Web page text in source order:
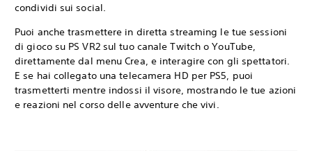
condividi sui social.
Puoi anche trasmettere in diretta streaming le tue sessioni
di gioco su PS VR2 sul tuo canale Twitch o YouTube,
direttamente dal menu Crea, e interagire con gli spettatori.
E se hai collegato una telecamera HD per PS5, puoi
trasmetterti mentre indossi il visore, mostrando le tue azioni
e reazioni nel corso delle avventure che vivi.